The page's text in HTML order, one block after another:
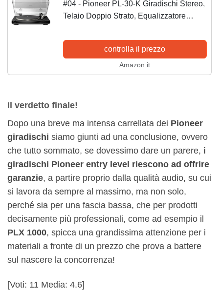
#04 - Pioneer PL-30-K Giradischi Stereo,
Telaio Doppio Strato, Equalizzatore
controlla il prezzo
Amazon.it
Il verdetto finale!
Dopo una breve ma intensa carrellata dei Pioneer
giradischi siamo giunti ad una conclusione, ovvero
che tutto sommato, se dovessimo dare un parere, i
giradischi Pioneer entry level riescono ad offrire
garanzie, a partire proprio dalla qualità audio, su cui
si lavora da sempre al massimo, ma non solo,
perché sia per una fascia bassa, che per prodotti
decisamente più professionali, come ad esempio il
PLX 1000, spicca una grandissima attenzione per i
materiali a fronte di un prezzo che prova a battere
sul nascere la concorrenza!
[Voti: 11 Media: 4.6]